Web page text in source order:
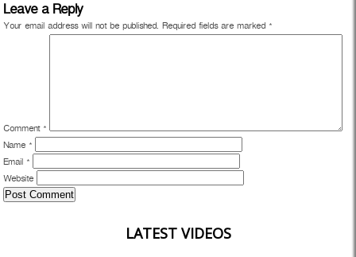
Leave a Reply
Your email address will not be published. Required fields are marked *
Comment *
Name *
Email *
Website
LATEST VIDEOS